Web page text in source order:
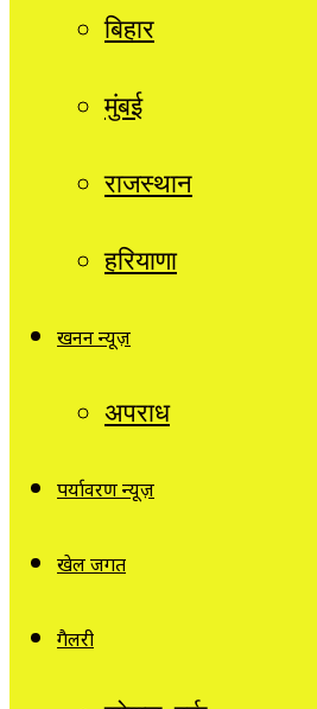
बिहार
मुंबई
राजस्थान
हरियाणा
खनन न्यूज़
अपराध
पर्यावरण न्यूज़
खेल जगत
गैलरी